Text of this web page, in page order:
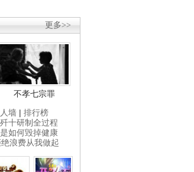
更多>>
不孝七宗罪
墙 | 排行榜
十研制全过程
如何毁掉健康
绝浪费从我做起